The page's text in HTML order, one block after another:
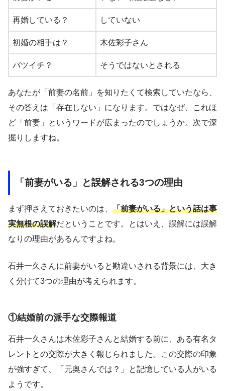
再婚している？ していない
初婚の相手は？ 木佐彩子さん
バツイチ？ そうではないとされる
あなたが「前妻の名前」を知りたくて検索していたなら、
その答えは「存在しない」になります。ではなぜ、これほ
ど「前妻」というワードが広まったのでしょうか。次で深
掘りしますね。
「前妻がいる」と誤解される3つの理由
まず押さえておきたいのは、 「前妻がいる」という話は事
実無根の誤解だということです。とはいえ、誤解には誤解
なりの理由があるんですよね。
石井一久さんに前妻がいると勘違いされる背景には、大き
く分けて3つの理由が考えられます。
①結婚前の派手な交際報道
石井一久さんは木佐彩子さんと結婚する前に、ある有名タ
レントとの交際が大きく報じられました。この交際の印象
が強すぎて、「元奥さんでは？」と記憶している人がいる
ようです。